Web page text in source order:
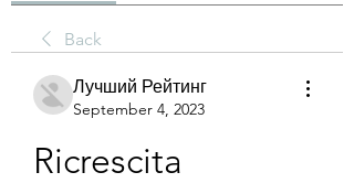
Back
Лучший Рейтинг
September 4, 2023
Ricrescita